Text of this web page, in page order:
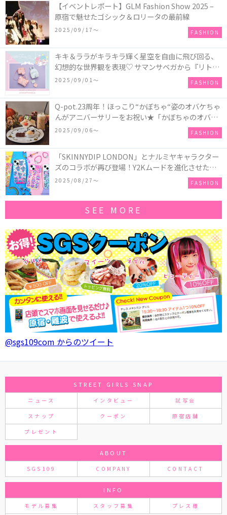
【イベントレポート】GLM Fashion Show 2025 –
原宿で魅せたゴシック＆ロリータの最前線
2025/09/17〜 FASHION
キキ＆ララがキラキラ輝く星空を自由に飛び回る、
幻想的な世界観を表現♡ サマンサベガから『リトル
ツインスターズ』50周年アニバーサリーイヤー』を
2025/09/01〜 FASHION
Q-pot.23周年！ほっこり“かぼちゃ“姿のオバケちゃ
んがアニバーサリーをお祝い★「かぼちゃのオバケ
ーキアクセサリー」が新発売！Q-pot CAFE.では
「かぼちゃのオバケーキプレート」も登場
2025/09/06〜 FASHION
「SKINNYDIP LONDON」とナルミヤキャラクター
ズのコラボが再び登場！Y2Kムードを進化させた新
作コレクションを発売♪
2025/08/27〜 FASHION
SEE MORE
@sgs109com からのツイート
STREET GIRLS SNAP
ニュース インタビュー 試写会
スナップ クーポン 原宿店舗
プレゼント
ABOUT
SGS109 COMPANY CONTACT
INFO
モデル募集 スタッフ募集 プレス様